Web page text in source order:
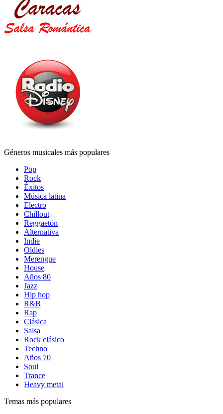
Géneros musicales más populares
Pop
Rock
Éxitos
Música latina
Electro
Chillout
Reggaetón
Alternativa
Indie
Oldies
Merengue
House
Años 80
Jazz
Hip hop
R&B
Rap
Clásica
Salsa
Rock clásico
Techno
Años 70
Soul
Trance
Heavy metal
Temas más populares